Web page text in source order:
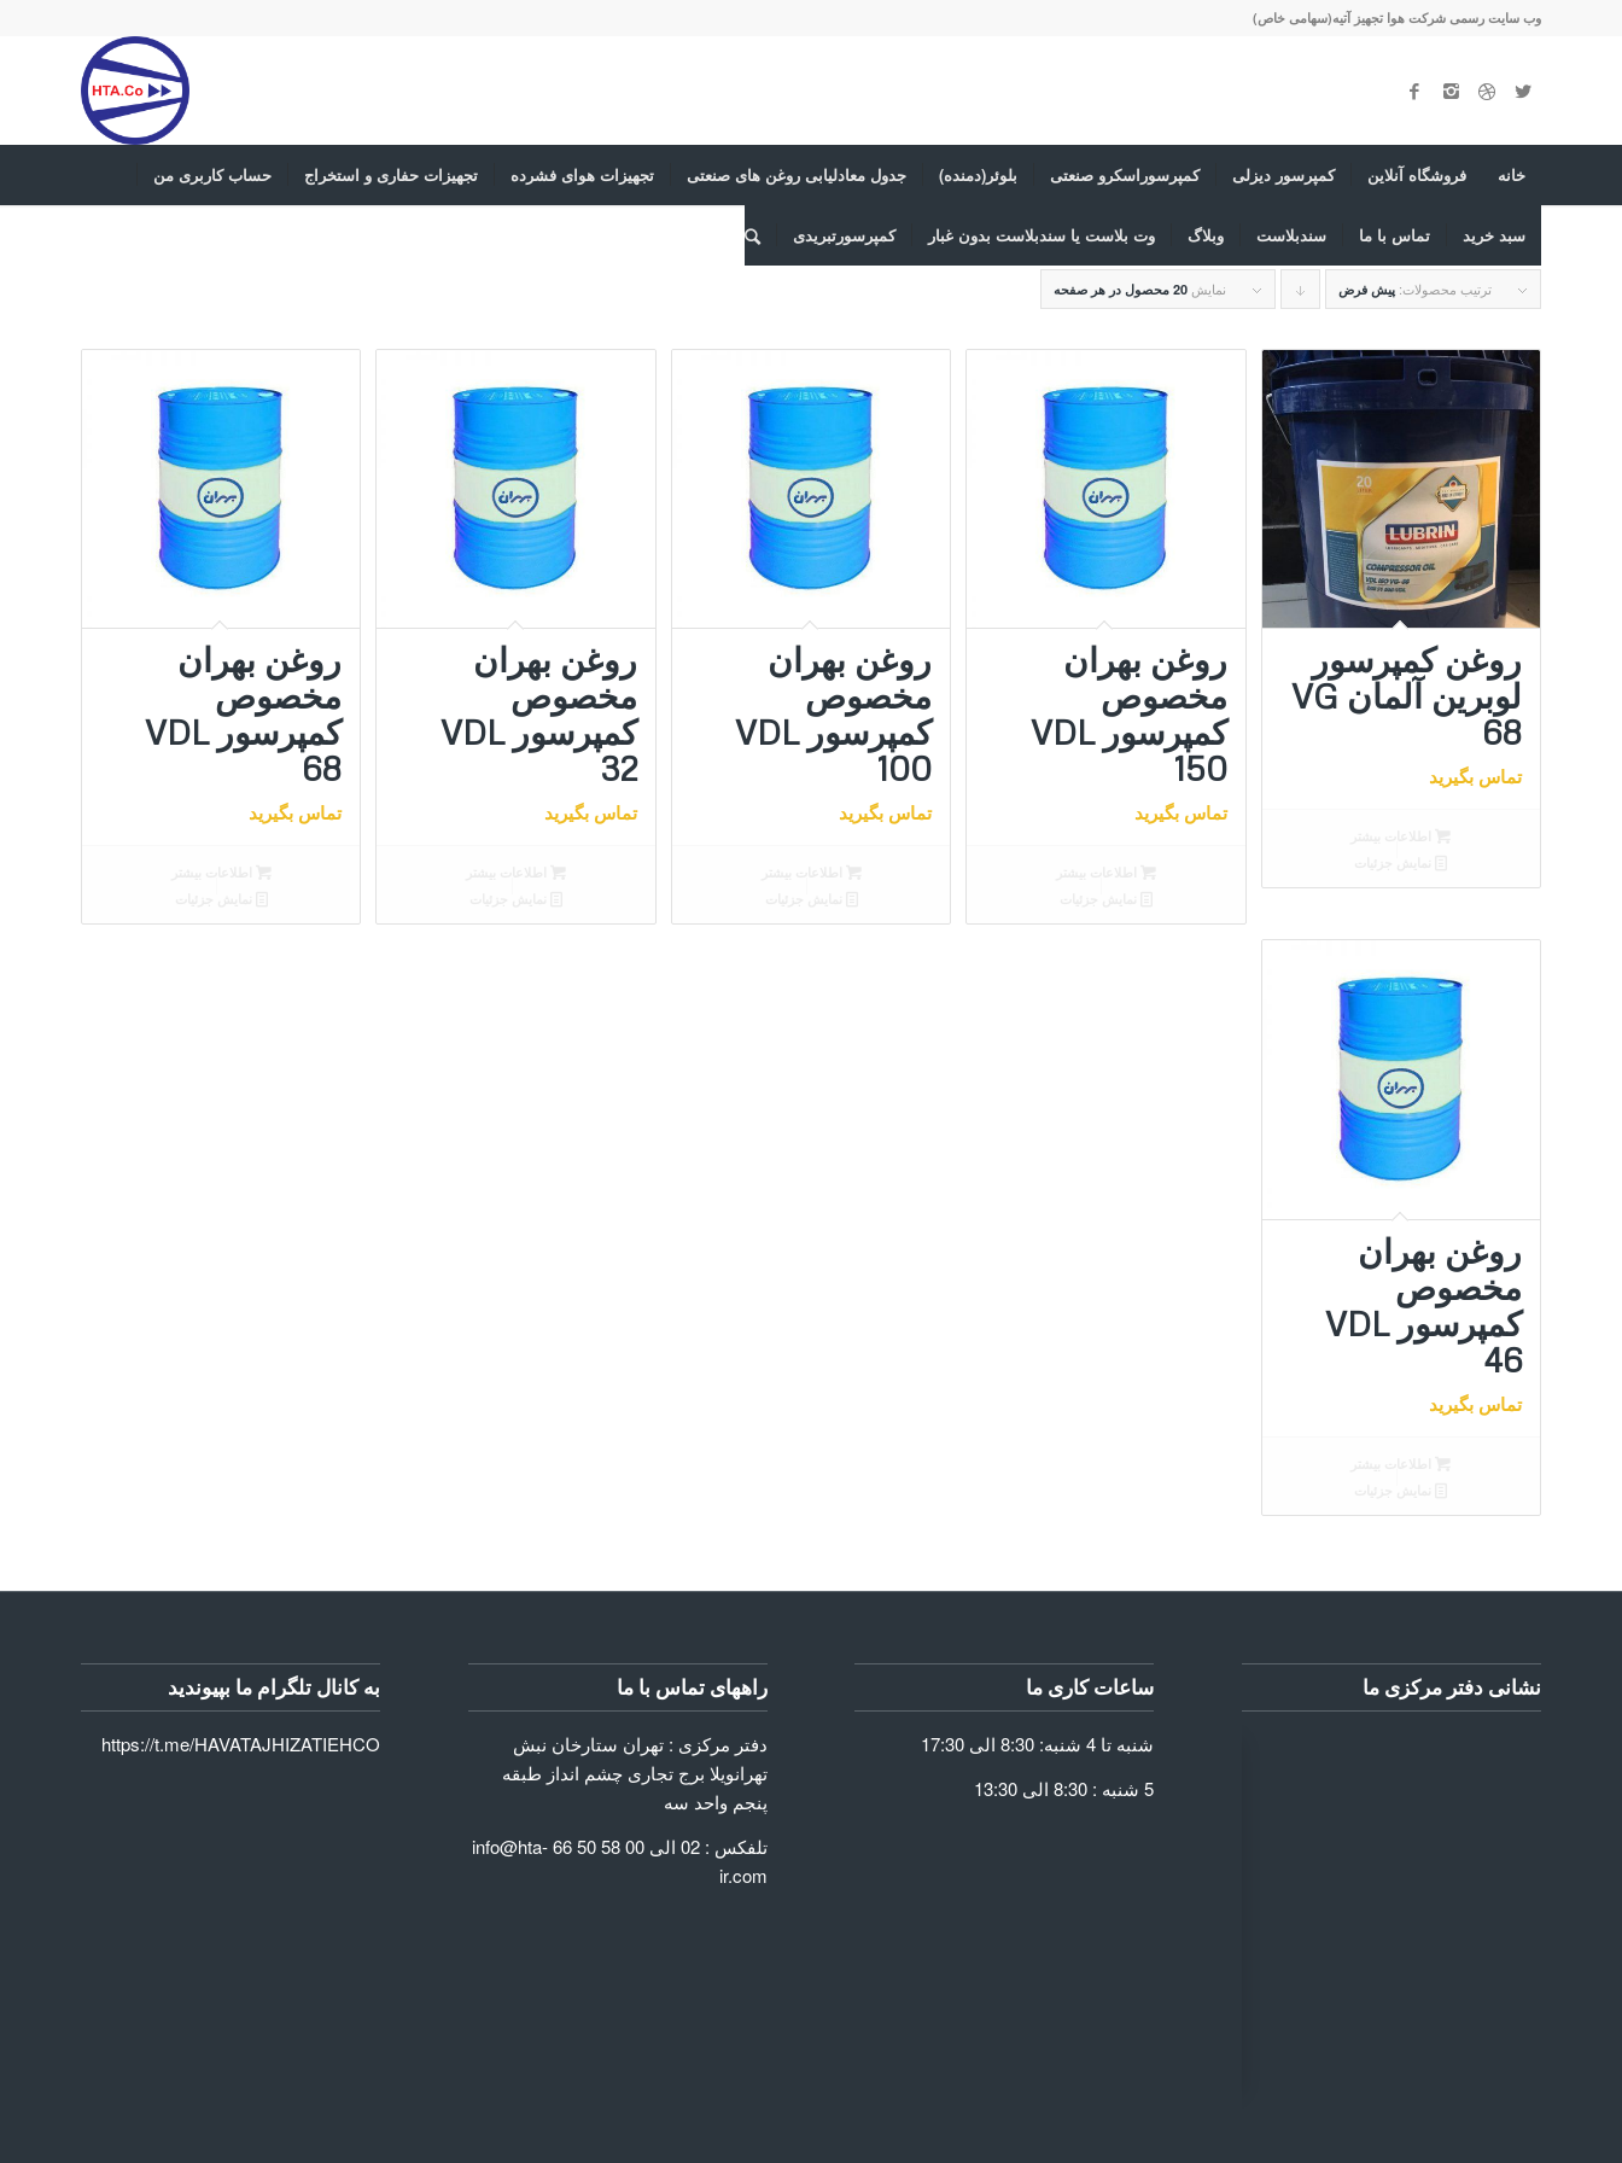
وب سایت رسمی شرکت هوا تجهیز آتیه(سهامی خاص)
خانه فروشگاه آنلاین کمپرسور دیزلی کمپرسوراسکرو صنعتی بلوئر(دمنده) جدول معادلیابی روغن های صنعتی تجهیزات هوای فشرده تجهیزات حفاری و استخراج حساب کاربری من
سبد خرید تماس با ما سندبلاست وبلاگ وت بلاست یا سندبلاست بدون غبار کمپرسورتبریدی
ترتیب محصولات: پیش فرض
برای
سازی
به
صورت
نزولی
کلیک
کنید
نمایش 20 محصول در هر صفحه
روغن کمپرسور
لوبرین آلمان VG
68
تماس بگیرید
روغن بهران
مخصوص
کمپرسور VDL
150
تماس بگیرید
روغن بهران
مخصوص
کمپرسور VDL
100
تماس بگیرید
روغن بهران
مخصوص
کمپرسور VDL
32
تماس بگیرید
روغن بهران
مخصوص
کمپرسور VDL
68
تماس بگیرید
روغن بهران
مخصوص
کمپرسور VDL
46
تماس بگیرید
به کانال تلگرام ما بپیوندید
https://t.me/HAVATAJHIZATIEHCO
راههای تماس با ما
دفتر مرکزی : تهران ستارخان نبش
تهرانویلا برج تجاری چشم انداز طبقه
پنجم واحد سه
تلفکس : 02 الی 00 58 50 66 info@hta-
ir.com
ساعات کاری ما
شنبه تا 4 شنبه: 8:30 الی 17:30
5 شنبه : 8:30 الی 13:30
نشانی دفتر مرکزی ما
GET DIRECTIONS